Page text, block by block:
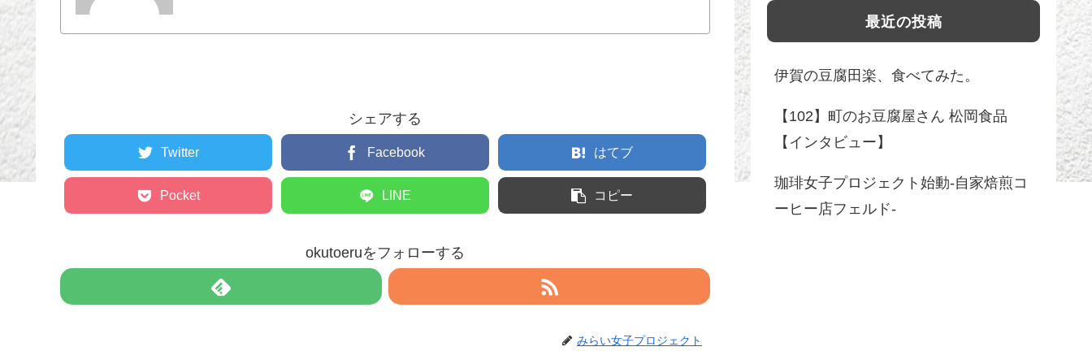
シェアする
Twitter Facebook はてブ
Pocket LINE コピー
okutoeruをフォローする
みらい女子プロジェクト
最近の投稿
伊賀の豆腐田楽、食べてみた。
【102】町のお豆腐屋さん 松岡食品
【インタビュー】
珈琲女子プロジェクト始動-自家焙煎コ
ーヒー店フェルド-